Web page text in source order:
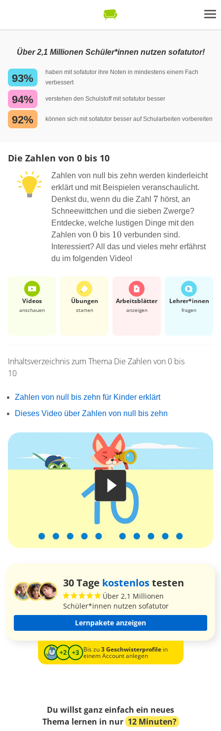
Über 2,1 Millionen Schüler*innen nutzen sofatutor!
93%
haben mit sofatutor ihre Noten in mindestens einem Fach
verbessert
94% verstehen den Schulstoff mit sofatutor besser
92% können sich mit sofatutor besser auf Schularbeiten vorbereiten
Die Zahlen von 0 bis 10
Zahlen von null bis zehn werden kinderleicht
erklärt und mit Beispielen veranschaulicht.
Denkst du, wenn du die Zahl 7
7 hörst, an
Schneewittchen und die sieben Zwerge?
Entdecke, welche lustigen Dinge mit den
Zahlen von 0
0 bis 10
10 verbunden sind.
Interessiert? All das und vieles mehr erfährst
du im folgenden Video!
Videos
anschauen
Übungen
starten
Arbeits­blätter
anzeigen
Lehrer*​innen
fragen
Inhaltsverzeichnis zum Thema Die Zahlen von 0 bis
10
Zahlen von null bis zehn für Kinder erklärt
Dieses Video über Zahlen von null bis zehn
30 Tage kostenlostesten
Über 2,1 Millionen
Schüler*innen nutzen sofatutor
Lernpakete anzeigen
Bis zu3 Geschwisterprofilein
einem Account anlegen
Du willst ganz einfach ein neues
Thema lernen in nur 12 Minuten?